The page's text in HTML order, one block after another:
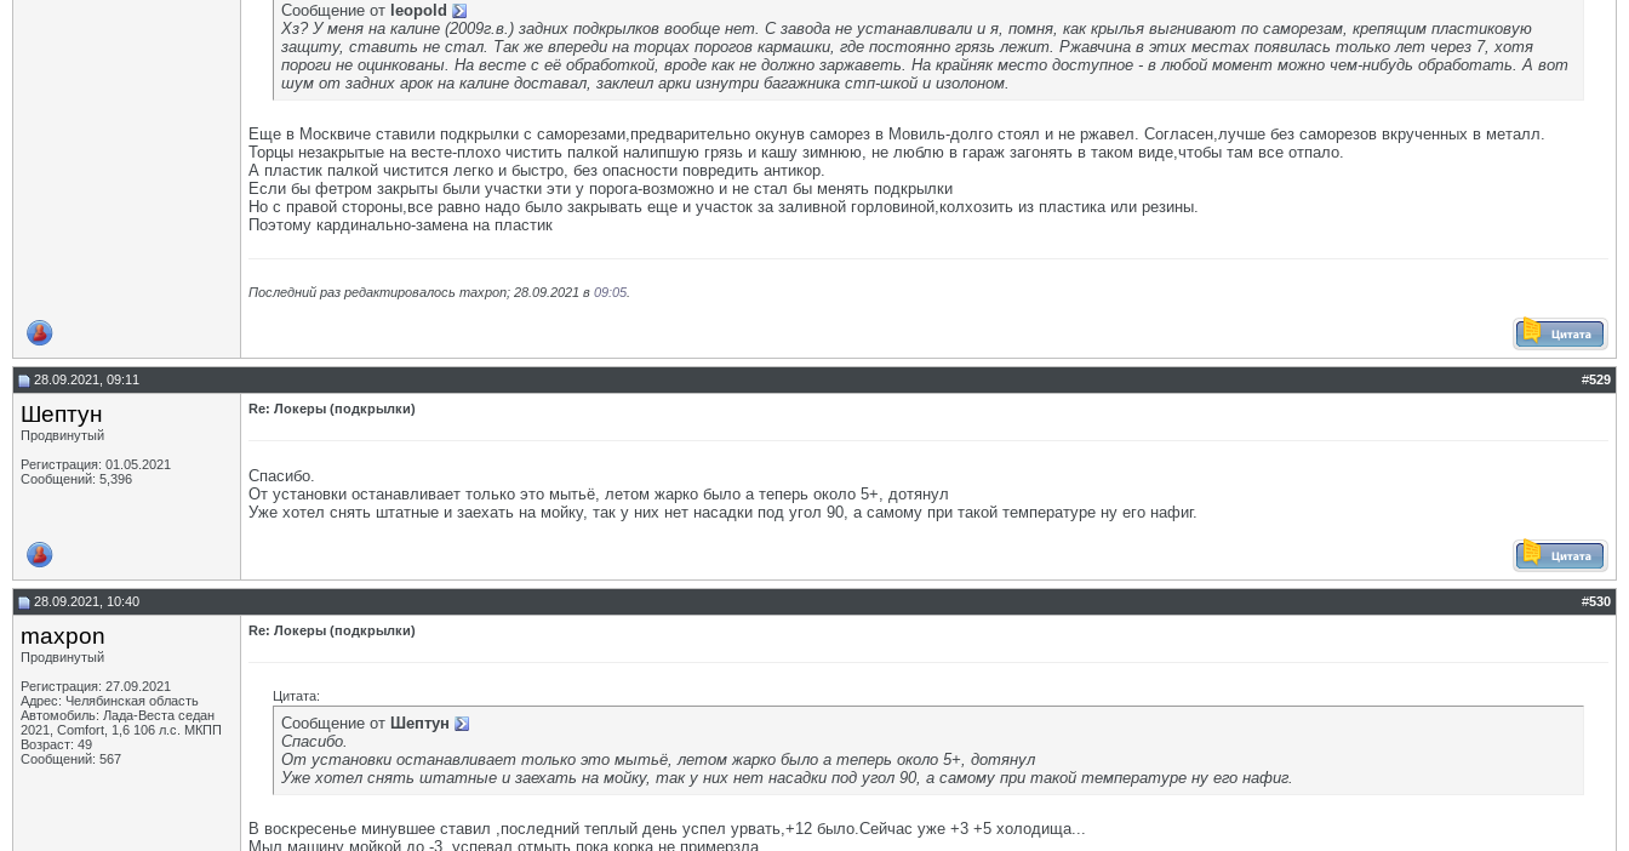
Сообщение от leopold
Хз? У меня на калине (2009г.в.) задних подкрылков вообще нет. С завода не устанавливали и я, помня, как крылья выгнивают по саморезам, крепящим пластиковую
защиту, ставить не стал. Так же впереди на торцах порогов кармашки, где постоянно грязь лежит. Ржавчина в этих местах появилась только лет через 7, хотя
пороги не оцинкованы. На весте с её обработкой, вроде как не должно заржаветь. На крайняк место доступное - в любой момент можно чем-нибудь обработать. А вот
шум от задних арок на калине доставал, заклеил арки изнутри багажника стп-шкой и изолоном.
Еще в Москвиче ставили подкрылки с саморезами,предварительно окунув саморез в Мовиль-долго стоял и не ржавел. Согласен,лучше без саморезов вкрученных в металл.
Торцы незакрытые на весте-плохо чистить палкой налипшую грязь и кашу зимнюю, не люблю в гараж загонять в таком виде,чтобы там все отпало.
А пластик палкой чистится легко и быстро, без опасности повредить антикор.
Если бы фетром закрыты были участки эти у порога-возможно и не стал бы менять подкрылки
Но с правой стороны,все равно надо было закрывать еще и участок за заливной горловиной,колхозить из пластика или резины.
Поэтому кардинально-замена на пластик
Последний раз редактировалось maxpon; 28.09.2021 в 09:05
28.09.2021, 09:11 #529
Шептун
Продвинутый
Регистрация: 01.05.2021
Сообщений: 5,396
Re: Локеры (подкрылки)
Спасибо.
От установки останавливает только это мытьё, летом жарко было а теперь около 5+, дотянул
Уже хотел снять штатные и заехать на мойку, так у них нет насадки под угол 90, а самому при такой температуре ну его нафиг.
28.09.2021, 10:40 #530
maxpon
Продвинутый
Регистрация: 27.09.2021
Адрес: Челябинская область
Автомобиль: Лада-Веста седан
2021, Comfort, 1,6 106 л.с. МКПП
Возраст: 49
Сообщений: 567
Re: Локеры (подкрылки)
Цитата:
Сообщение от Шептун
Спасибо.
От установки останавливает только это мытьё, летом жарко было а теперь около 5+, дотянул
Уже хотел снять штатные и заехать на мойку, так у них нет насадки под угол 90, а самому при такой температуре ну его нафиг.
В воскресенье минувшее ставил ,последний теплый день успел урвать,+12 было.Сейчас уже +3 +5 холодища...
Мыл машину мойкой до -3, успевал отмыть,пока корка не примерзла.